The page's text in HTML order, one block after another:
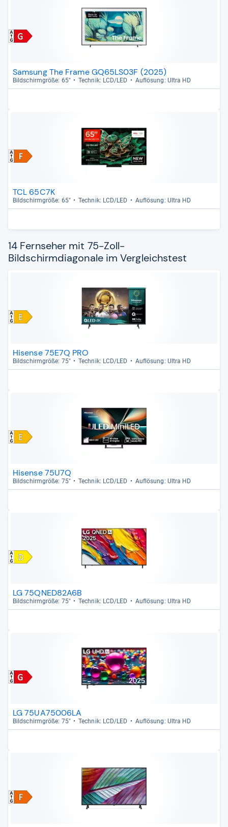
Samsung The Frame GQ65LS03F (2025)
Bild­schirm­größe: 65" Tech­nik: LCD/LED Auf­lö­sung: Ultra HD
TCL 65C7K
Bild­schirm­größe: 65" Tech­nik: LCD/LED Auf­lö­sung: Ultra HD
14 Fernseher mit 75-Zoll-
Bildschirmdiagonale im Vergleichstest
Hisense 75E7Q PRO
Bild­schirm­größe: 75" Tech­nik: LCD/LED Auf­lö­sung: Ultra HD
Hisense 75U7Q
Bild­schirm­größe: 75" Tech­nik: LCD/LED Auf­lö­sung: Ultra HD
LG 75QNED82A6B
Bild­schirm­größe: 75" Tech­nik: LCD/LED Auf­lö­sung: Ultra HD
LG 75UA75006LA
Bild­schirm­größe: 75" Tech­nik: LCD/LED Auf­lö­sung: Ultra HD